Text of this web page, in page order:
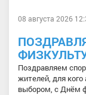
08 августа 2026
Поздравляем
жителей, для
выбором, с Днём